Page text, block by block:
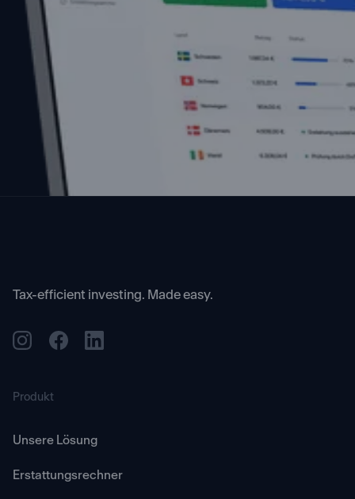
Tax-efficient investing. Made easy.
Produkt
Unsere Lösung
Erstattungsrechner